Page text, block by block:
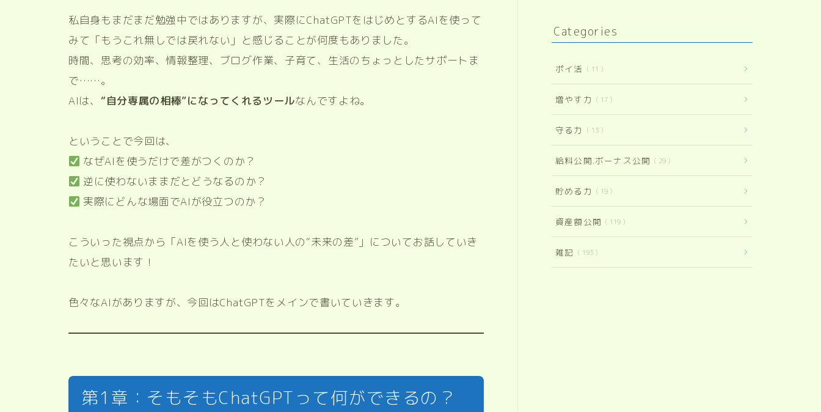
私自身もまだまだ勉強中ではありますが、実際にChatGPTをはじめとするAIを使って
みて「もうこれ無しでは戻れない」と感じることが何度もありました。
時間、思考の効率、情報整理、ブログ作業、子育て、生活のちょっとしたサポートま
で……。
AIは、 “自分専属の相棒”になってくれるツールなんですよね。
ということで今回は、
なぜAIを使うだけで差がつくのか？
逆に使わないままだとどうなるのか？
実際にどんな場面でAIが役立つのか？
こういった視点から「AIを使う人と使わない人の“未来の差”」についてお話していき
たいと思います！
色々なAIがありますが、今回はChatGPTをメインで書いていきます。
第1章：そもそもChatGPTって何ができるの？
Categories
ポイ活 11
増やす力 17
守る力 13
給料公開.ボーナス公開 29
貯める力 19
資産額公開 119
雑記 193